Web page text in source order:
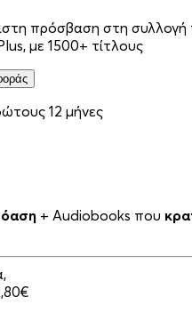
πρόσβαση στη συλλογή
με 1500+ τίτλους
12 μήνες
+ Audiobooks που